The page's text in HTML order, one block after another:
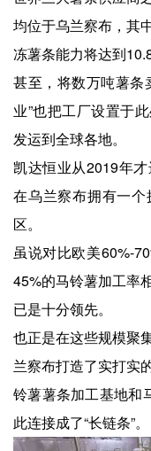
均位于乌兰察布，其
冻薯条能力将达到10.8
甚至，将数万吨薯条
业”也把工厂设置于
发运到全球各地。
凯达恒业从2019年
在乌兰察布拥有一
区。
虽说对比欧美60%-
45%的马铃薯加工率
已是十分领先。
也正是在这些规模聚
兰察布打造了实打实
铃薯薯条加工基地和
此连接成了“长链条”。